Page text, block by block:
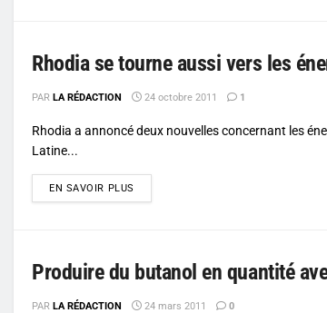
Rhodia se tourne aussi vers les
PAR LA RÉDACTION 24 octobre 2011 1
Rhodia a annoncé deux nouvelles concernant les
Latine...
EN SAVOIR PLUS
Produire du butanol en quantité
PAR LA RÉDACTION 24 mars 2011 0